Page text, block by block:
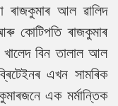
ৰাজকুমাৰ আল ৱালিদ
কোটিপতি ৰাজকুমাৰ
বিন তালাল আল
এখন সামৰিক
এক মৰ্মান্তিক